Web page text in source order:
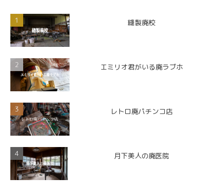
縫製廃校
エミリオ君がいる廃ラブホ
レトロ廃パチンコ店
月下美人の廃医院